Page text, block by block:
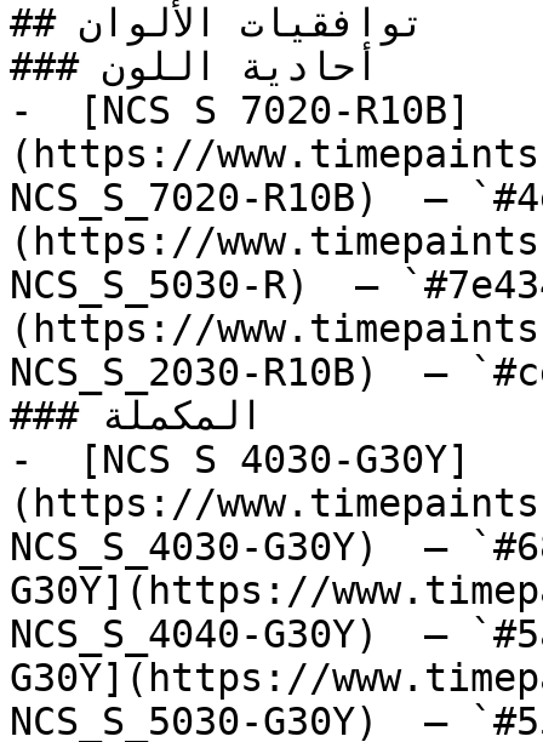
## توافقيات الألوان
### أحادية اللون
-  [NCS S 7020-R10B]
(https://
NCS_S_7020-R10B)  —
(https://
NCS_S_5030-R)  —
(https://
NCS_S_2030-R10B)  —
### المكملة
-  [NCS S 4030-G30Y]
(https://
NCS_S_4030-G30Y)  —
G30Y](https://
NCS_S_4040-G30Y)  —
G30Y](https://
NCS_S_5030-G30Y)  —